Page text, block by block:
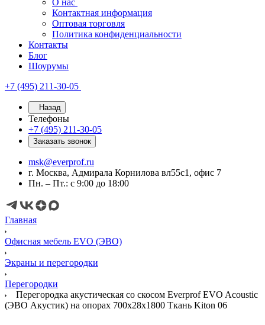
О нас
Контактная информация
Оптовая торговля
Политика конфиденциальности
Контакты
Блог
Шоурумы
+7 (495) 211-30-05
Назад
Телефоны
+7 (495) 211-30-05
Заказать звонок
msk@everprof.ru
г. Москва, Адмирала Корнилова вл55с1, офис 7
Пн. – Пт.: с 9:00 до 18:00
Главная
Офисная мебель EVO (ЭВО)
Экраны и перегородки
Перегородки
Перегородка акустическая со скосом Everprof EVO Acoustic
(ЭВО Акустик) на опорах 700х28х1800 Ткань Kiton 06